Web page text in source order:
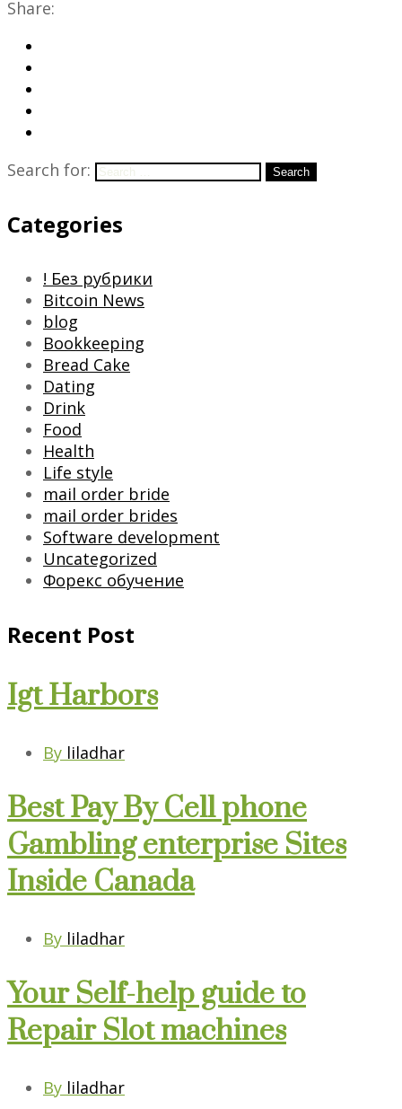
Share:
Search for: Search
Categories
! Без рубрики
Bitcoin News
blog
Bookkeeping
Bread Cake
Dating
Drink
Food
Health
Life style
mail order bride
mail order brides
Software development
Uncategorized
Форекс обучение
Recent Post
Igt Harbors
By liladhar
Best Pay By Cell phone
Gambling enterprise Sites
Inside Canada
By liladhar
Your Self-help guide to
Repair Slot machines
By liladhar